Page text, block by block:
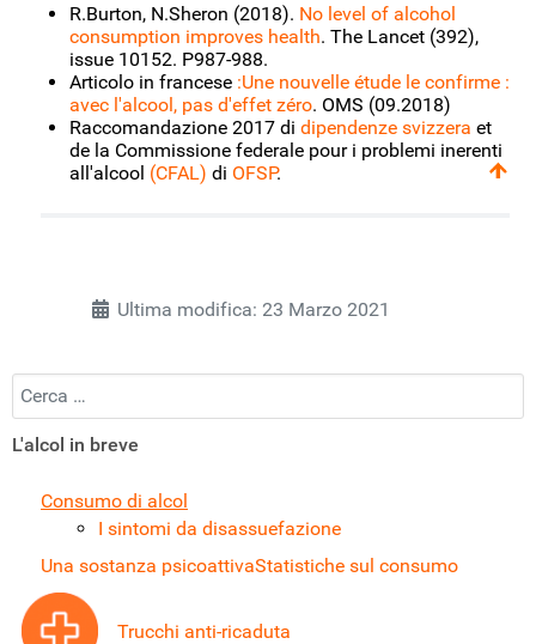
R.Burton, N.Sheron (2018). No level of alcohol
consumption improves health. The Lancet (392),
issue 10152. P987-988.
Articolo in francese :Une nouvelle étude le confirme :
avec l'alcool, pas d'effet zéro. OMS (09.2018)
Raccomandazione 2017 di dipendenze svizzera et
de la Commissione federale pour i problemi inerenti
all'alcool (CFAL) di OFSP.
Ultima modifica: 23 Marzo 2021
Cercare
L'alcol in breve
Consumo di alcol
I sintomi da disassuefazione
Una sostanza psicoattivaStatistiche sul consumo
Trucchi anti-ricaduta